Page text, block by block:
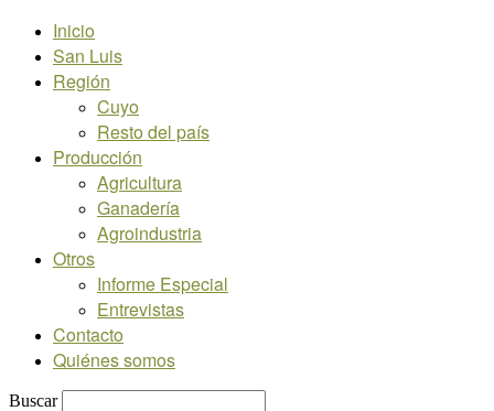
Inicio
San Luis
Región
Cuyo
Resto del país
Producción
Agricultura
Ganadería
Agroindustria
Otros
Informe Especial
Entrevistas
Contacto
Quiénes somos
Buscar